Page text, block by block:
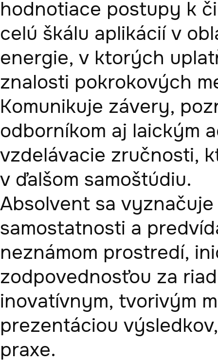
hodnotiace postupy k
celú škálu aplikácií v
energie, v ktorých
znalosti pokrokových
Komunikuje závery,
odborníkom aj laickým
vzdelávacie zručnosti,
v ďalšom samoštúdiu.
Absolvent sa
samostatnosti a
neznámom prostredí,
zodpovednosťou za
inovatívnym, tvorivým
prezentáciou
praxe.